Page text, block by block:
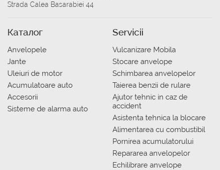
Strada Calea Basarabiei 44
Каталог
Anvelopele
Jante
Uleiuri de motor
Acumulatoare auto
Accesorii
Sisteme de alarma auto
Servicii
Vulcanizare Mobila
Stocare anvelope
Schimbarea anvelopelor
Taierea benzii de rulare
Ajutor tehnic in caz de
accident
Asistenta tehnica la blocare
Alimentarea cu combustibil
Pornirea acumulatorului
Repararea anvelopelor
Echilibrare anvelope